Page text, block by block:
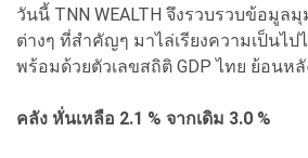
วันนี้ TNN WEALTH จึงรวบรวบข้อมูล
ต่างๆ ที่สำคัญๆ มาไล่เรียงความเป็นไป
พร้อมด้วยตัวเลขสถิติ GDP ไทย ย้อนหลั
คลัง หั่นเหลือ 2.1 % จากเดิม 3.0 %